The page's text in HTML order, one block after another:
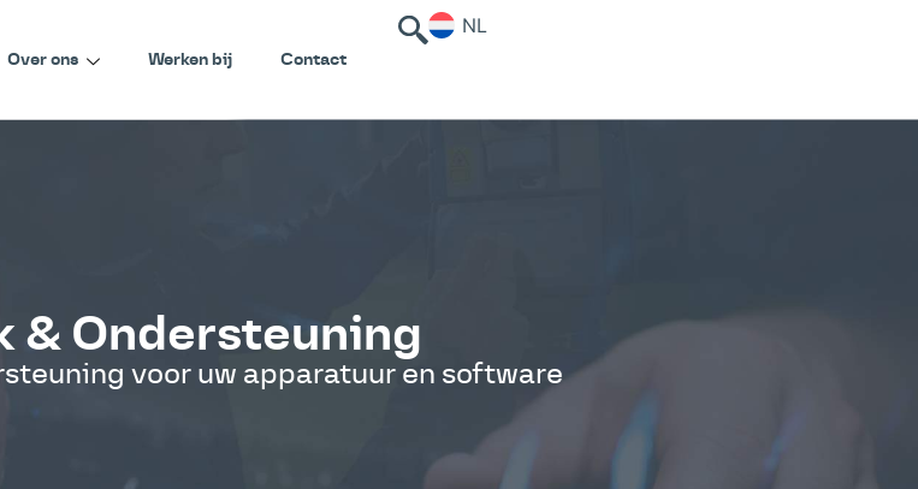
Over ons Werken bij Contact
NL
& Ondersteuning
voor uw apparatuur en software